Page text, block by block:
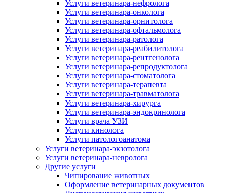
Услуги ветеринара-нефролога
Услуги ветеринара-онколога
Услуги ветеринара-орнитолога
Услуги ветеринара-офтальмолога
Услуги ветеринара-ратолога
Услуги ветеринара-реабилитолога
Услуги ветеринара-рентгенолога
Услуги ветеринара-репродуктолога
Услуги ветеринара-стоматолога
Услуги ветеринара-терапевта
Услуги ветеринара-травматолога
Услуги ветеринара-хирурга
Услуги ветеринара-эндокринолога
Услуги врача УЗИ
Услуги кинолога
Услуги патологоанатома
Услуги ветеринара-экзотолога
Услуги ветеринара-невролога
Другие услуги
Чипирование животных
Оформление ветеринарных документов